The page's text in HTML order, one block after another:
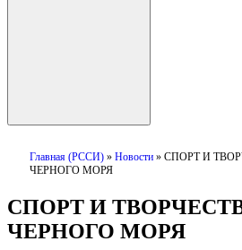
Главная (РССИ) » Новости » СПОРТ И
ЧЕРНОГО МОРЯ
СПОРТ И
ЧЕРНОГО МОРЯ